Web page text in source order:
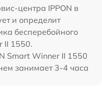
центра IPPON в
и определит
бесперебойного
II 1550.
Smart Winner II 1550
занимает 3-4 часа